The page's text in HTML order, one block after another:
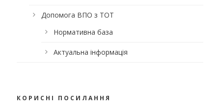
Допомога ВПО з ТОТ
Нормативна база
Актуальна інформація
КОРИСНІ ПОСИЛАННЯ